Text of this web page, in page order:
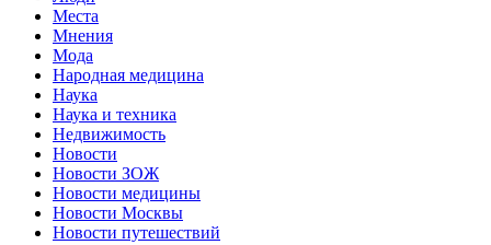
Места
Мнения
Мода
Народная медицина
Наука
Наука и техника
Недвижимость
Новости
Новости ЗОЖ
Новости медицины
Новости Москвы
Новости путешествий